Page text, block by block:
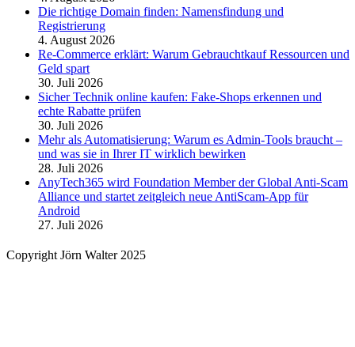
Die richtige Domain finden: Namensfindung und
Registrierung
4. August 2026
Re-Commerce erklärt: Warum Gebrauchtkauf Ressourcen und
Geld spart
30. Juli 2026
Sicher Technik online kaufen: Fake-Shops erkennen und
echte Rabatte prüfen
30. Juli 2026
Mehr als Automatisierung: Warum es Admin-Tools braucht –
und was sie in Ihrer IT wirklich bewirken
28. Juli 2026
AnyTech365 wird Foundation Member der Global Anti-Scam
Alliance und startet zeitgleich neue AntiScam-App für
Android
27. Juli 2026
Copyright Jörn Walter 2025